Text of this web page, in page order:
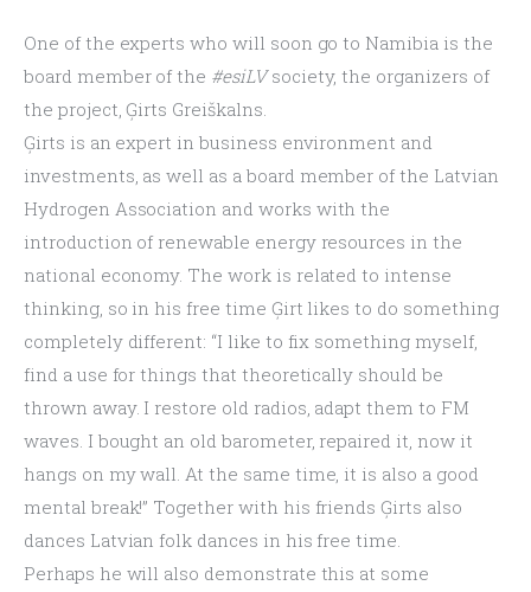
One of the experts who will soon go to Namibia is the
board member of the #esiLV society, the organizers of
the project, Ģirts Greiškalns.
Ģirts is an expert in business environment and
investments, as well as a board member of the Latvian
Hydrogen Association and works with the
introduction of renewable energy resources in the
national economy. The work is related to intense
thinking, so in his free time Ģirt likes to do something
completely different: “I like to fix something myself,
find a use for things that theoretically should be
thrown away. I restore old radios, adapt them to FM
waves. I bought an old barometer, repaired it, now it
hangs on my wall. At the same time, it is also a good
mental break!” Together with his friends Ģirts also
dances Latvian folk dances in his free time.
Perhaps he will also demonstrate this at some